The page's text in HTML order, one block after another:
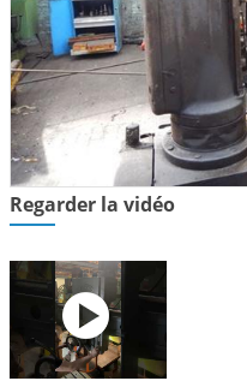
Regarder la vidéo